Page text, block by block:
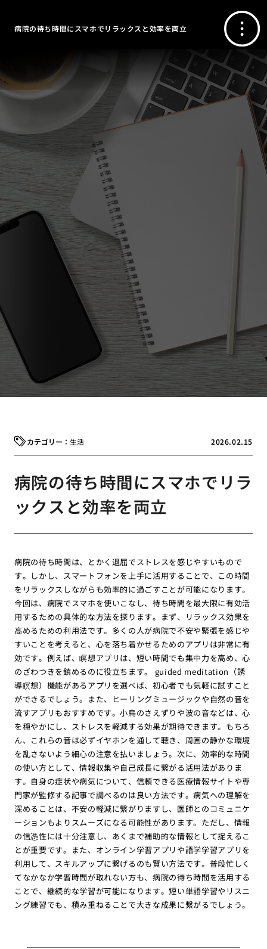
病院の待ち時間にスマホでリラックスと効率を両立
2026.02.15
生活
病院の待ち時間にスマホでリラ
ックスと効率を両立
病院の待ち時間は、とかく退屈でストレスを感じやすいもので
す。しかし、スマートフォンを上手に活用することで、この時間
をリラックスしながらも効率的に過ごすことが可能になります。
今回は、病院でスマホを使いこなし、待ち時間を最大限に有効活
用するための具体的な方法を探ります。まず、リラックス効果を
高めるための利用法です。多くの人が病院で不安や緊張を感じや
すいことを考えると、心を落ち着かせるためのアプリは非常に有
効です。例えば、瞑想アプリは、短い時間でも集中力を高め、心
のざわつきを鎮めるのに役立ちます。 guided meditation（誘
導瞑想）機能があるアプリを選べば、初心者でも気軽に試すこと
ができるでしょう。また、ヒーリングミュージックや自然の音を
流すアプリもおすすめです。小鳥のさえずりや波の音などは、心
を穏やかにし、ストレスを軽減する効果が期待できます。もちろ
ん、これらの音は必ずイヤホンを通して聴き、周囲の静かな環境
を乱さないよう細心の注意を払いましょう。次に、効率的な時間
の使い方として、情報収集や自己成長に繋がる活用法がありま
す。自身の症状や病気について、信頼できる医療情報サイトや専
門家が監修する記事で調べるのは良い方法です。病気への理解を
深めることは、不安の軽減に繋がりますし、医師とのコミュニケ
ーションもよりスムーズになる可能性があります。ただし、情報
の信憑性には十分注意し、あくまで補助的な情報として捉えるこ
とが重要です。また、オンライン学習アプリや語学学習アプリを
利用して、スキルアップに繋げるのも賢い方法です。普段忙しく
てなかなか学習時間が取れない方も、病院の待ち時間を活用する
ことで、継続的な学習が可能になります。短い単語学習やリスニ
ング練習でも、積み重ねることで大きな成果に繋がるでしょう。